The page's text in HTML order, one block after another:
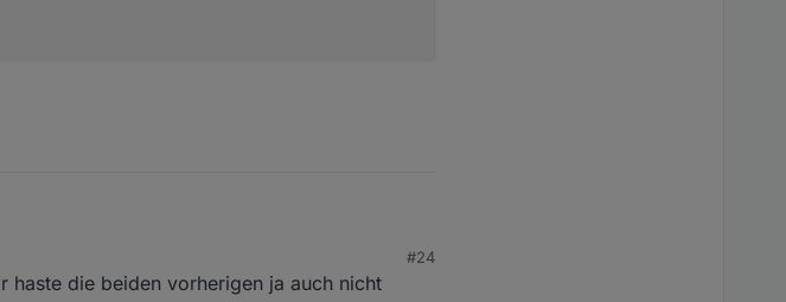
#24
haste die beiden vorherigen ja auch nicht